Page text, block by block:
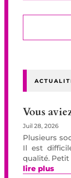
Vous
Juil 28, 2026
Plusieurs
Il est
qualité. Petit
lire plus